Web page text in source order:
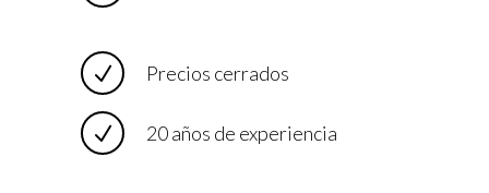
Precios cerrados
20 años de experiencia